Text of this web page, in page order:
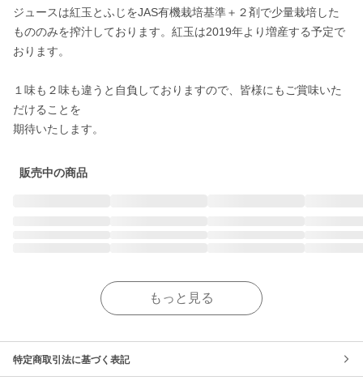
ジュースは紅玉とふじをJAS有機栽培基準＋２剤で少量栽培した
もののみを搾汁しております。紅玉は2019年より増産する予定で
おります。
１味も２味も違うと自負しておりますので、皆様にもご賞味いた
だけることを
期待いたします。
販売中の商品
もっと見る
特定商取引法に基づく表記